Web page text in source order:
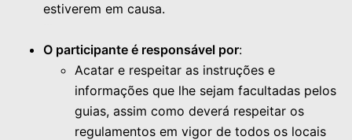
estiverem em causa.
O participante é responsável por:
Acatar e respeitar as instruções e
informações que lhe sejam facultadas pelos
guias, assim como deverá respeitar os
regulamentos em vigor de todos os locais